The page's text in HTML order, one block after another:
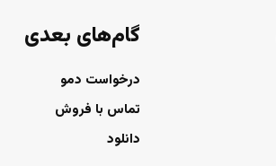
گام‌های بعدی
درخواست دمو
تماس با فروش
دانلود